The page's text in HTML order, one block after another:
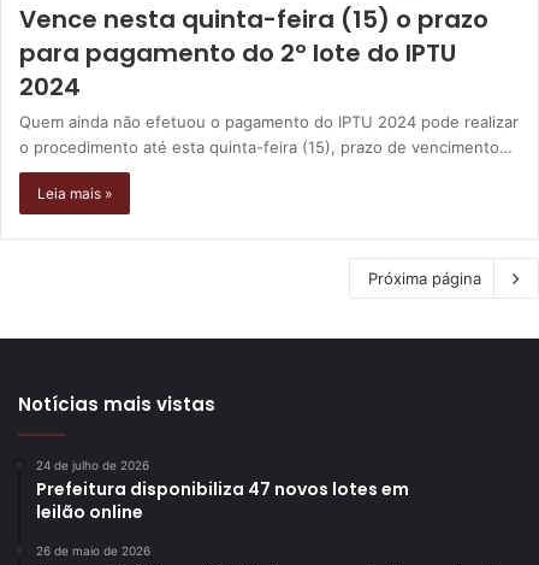
Vence nesta quinta-feira (15) o prazo
para pagamento do 2º lote do IPTU
2024
Quem ainda não efetuou o pagamento do IPTU 2024 pode realizar
o procedimento até esta quinta-feira (15), prazo de vencimento…
Leia mais »
Próxima página
Notícias mais vistas
24 de julho de 2026
Prefeitura disponibiliza 47 novos lotes em
leilão online
26 de maio de 2026